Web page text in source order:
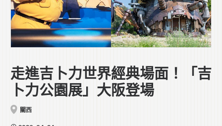
走進吉卜力世界經典場面！「吉
卜力公園展」大阪登場
關西